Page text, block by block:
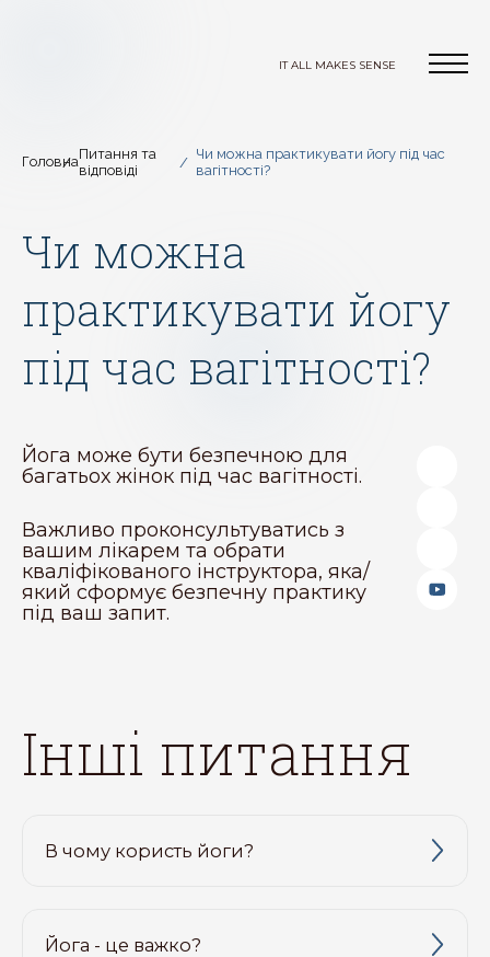
IT ALL MAKES SENSE
ГоловнаПитання та
відповіді
Чи можна практикувати йогу під час
вагітності?
Чи можна
практикувати йогу
під час вагітності?
Йога може бути безпечною для
багатьох жінок під час вагітності.
Важливо проконсультуватись з
вашим лікарем та обрати
кваліфікованого інструктора, яка/
який сформує безпечну практику
під ваш запит.
інші питання
В чому користь йоги?
Йога - це важко?